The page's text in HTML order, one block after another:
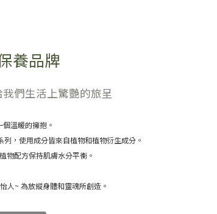
養品牌
們生活上驚艷的旅呈
溫暖的擁抱。
，使用成分皆來自植物和植物衍生成分。
物配方保持肌膚水分平衡。
人~ 為放縱身體和靈魂所創造。